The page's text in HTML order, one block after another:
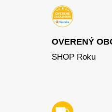
OVERENÝ
SHOP Roku